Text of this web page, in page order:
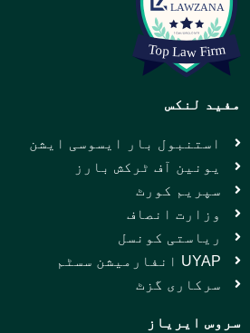
مفید لنکس
استنبول بار ایسوسی ایشن
یونین آف ٹرکش بارز
سپریم کورٹ
وزارت انصاف
ریاستی کونسل
UYAP انفارمیشن سسٹم
سرکاری گزٹ
سروس ایریاز